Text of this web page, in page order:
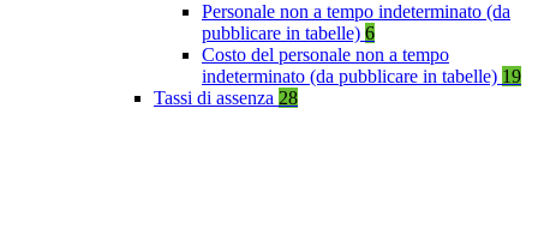
Personale non a tempo indeterminato (da
pubblicare in tabelle) 6
Costo del personale non a tempo
indeterminato (da pubblicare in tabelle) 19
Tassi di assenza 28